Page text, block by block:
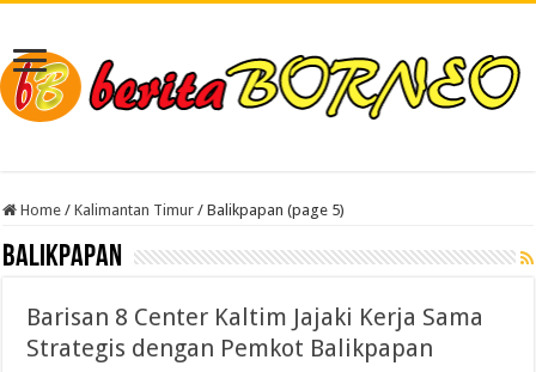
Home / Kalimantan Timur / Balikpapan (page 5)
Balikpapan
Barisan 8 Center Kaltim Jajaki Kerja Sama
Strategis dengan Pemkot Balikpapan